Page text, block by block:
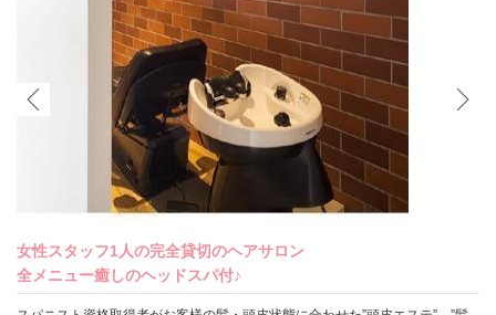
女性スタッフ1人の完全貸切のヘアサロン
全メニュー癒しのヘッドスパ付♪